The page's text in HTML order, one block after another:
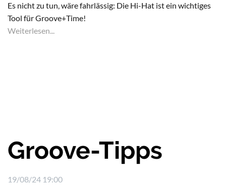
Es nicht zu tun, wäre fahrlässig: Die Hi-Hat ist ein wichtiges
Tool für Groove+Time!
Weiterlesen...
Groove-Tipps
19/08/24 19:00